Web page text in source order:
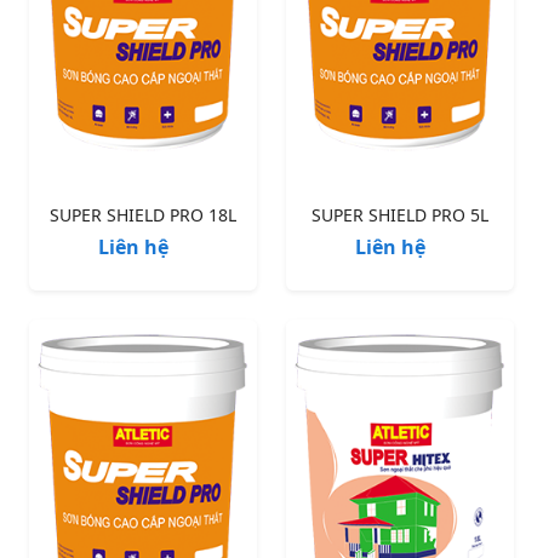
SUPER SHIELD PRO 18L
Liên hệ
SUPER SHIELD PRO 5L
Liên hệ